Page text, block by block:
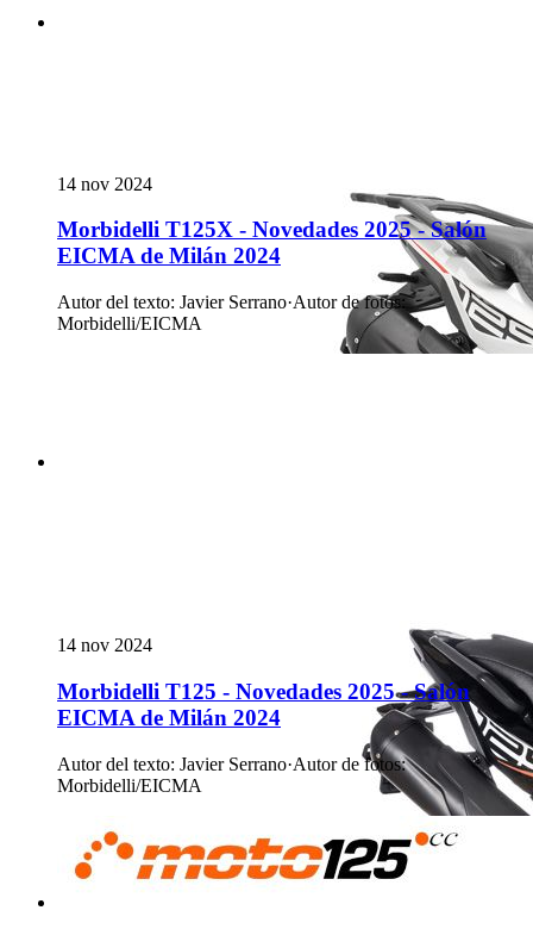
14 nov 2024
Morbidelli T125X - Novedades 2025 - Salón
EICMA de Milán 2024
Autor del texto: Javier Serrano·Autor de fotos:
Morbidelli/EICMA
14 nov 2024
Morbidelli T125 - Novedades 2025 - Salón
EICMA de Milán 2024
Autor del texto: Javier Serrano·Autor de fotos:
Morbidelli/EICMA